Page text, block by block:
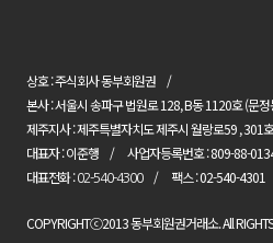
상호 : 주식회사 동부회원권
본사 : 서울시 송파구 법원로 128, B동 1120호 (문
제주지사 : 제주특별자치도 제주시 월랑로59 , 301
대표자 : 이준행
사업자등록번호 : 809-88-
대표전화 :02-540-4300 팩스 : 02-540-4301
COPYRIGHTⓒ2013 동부회원권거래소. All